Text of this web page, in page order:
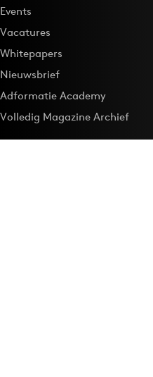
Events
Vacatures
Whitepapers
Nieuwsbrief
Adformatie Academy
Volledig Magazine Archief